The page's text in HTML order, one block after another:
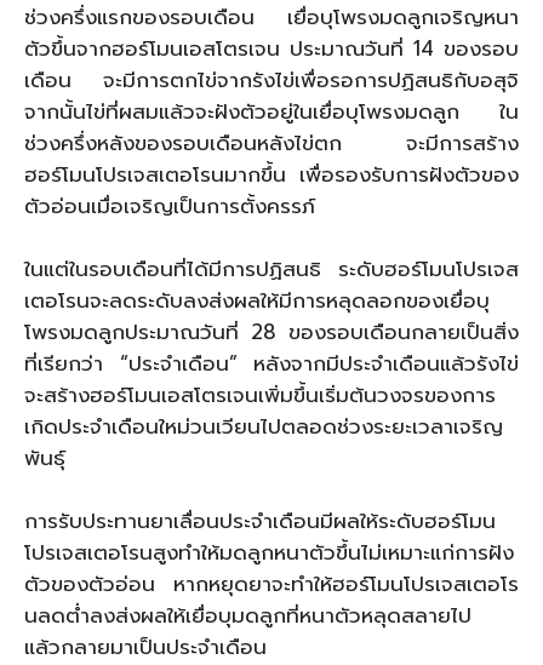
ช่วงครึ่งแรกของรอบเดือน เยื่อบุโพรงมดลูกเจริญหนา
ตัวขึ้นจากฮอร์โมนเอสโตรเจน ประมาณวันที่ 14 ของรอบ
เดือน จะมีการตกไข่จากรังไข่เพื่อรอการปฏิสนธิกับอสุจิ
จากนั้นไข่ที่ผสมแล้วจะฝังตัวอยู่ในเยื่อบุโพรงมดลูก ใน
ช่วงครึ่งหลังของรอบเดือนหลังไข่ตก จะมีการสร้าง
ฮอร์โมนโปรเจสเตอโรนมากขึ้น เพื่อรองรับการฝังตัวของ
ตัวอ่อนเมื่อเจริญเป็นการตั้งครรภ์
ในแต่ในรอบเดือนที่ได้มีการปฏิสนธิ ระดับฮอร์โมนโปรเจส
เตอโรนจะลดระดับลงส่งผลให้มีการหลุดลอกของเยื่อบุ
โพรงมดลูกประมาณวันที่ 28 ของรอบเดือนกลายเป็นสิ่ง
ที่เรียกว่า “ประจำเดือน” หลังจากมีประจำเดือนแล้วรังไข่
จะสร้างฮอร์โมนเอสโตรเจนเพิ่มขึ้นเริ่มต้นวงจรของการ
เกิดประจำเดือนใหม่วนเวียนไปตลอดช่วงระยะเวลาเจริญ
พันธุ์
การรับประทานยาเลื่อนประจำเดือนมีผลให้ระดับฮอร์โมน
โปรเจสเตอโรนสูงทำให้มดลูกหนาตัวขึ้นไม่เหมาะแก่การฝัง
ตัวของตัวอ่อน หากหยุดยาจะทำให้ฮอร์โมนโปรเจสเตอโร
นลดต่ำลงส่งผลให้เยื่อบุมดลูกที่หนาตัวหลุดสลายไป
แล้วกลายมาเป็นประจําเดือน